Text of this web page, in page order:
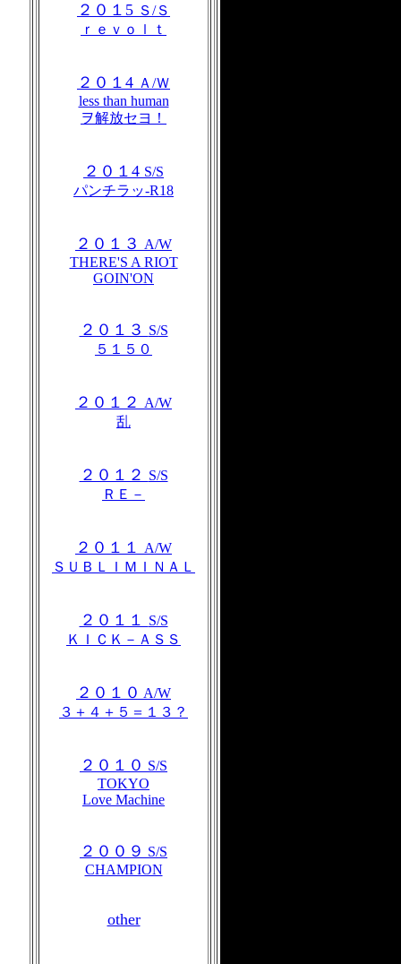
２０１5 Ｓ/Ｓ
ｒｅｖｏｌｔ
２０１4 Ａ/Ｗ
less than human
ヲ解放セヨ！
２０１4 S/S
パンチラッ-R18
２０１３ A/W
THERE'S A RIOT
GOIN'ON
２０１３ S/S
５１５０
２０１２ A/W
乱
２０１２ S/S
ＲＥ－
２０１１ A/W
ＳＵＢＬＩＭＩＮＡＬ
２０１１ S/S
ＫＩＣＫ－ＡＳＳ
２０１０ A/W
３＋４＋５＝１３？
２０１０ S/S
TOKYO
Love Machine
２００９ S/S
CHAMPION
other